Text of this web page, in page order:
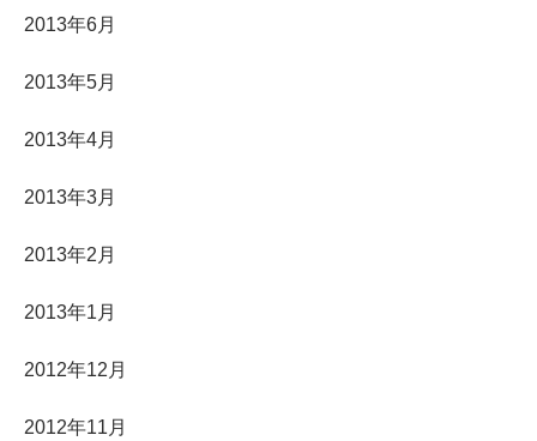
2013年6月
2013年5月
2013年4月
2013年3月
2013年2月
2013年1月
2012年12月
2012年11月